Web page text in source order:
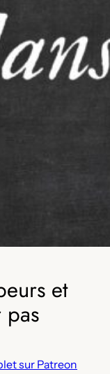
et
sur Patreon